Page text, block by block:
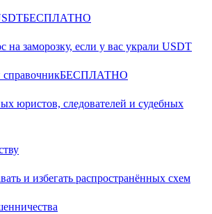
БЕСПЛАТНО
на заморозку, если у вас украли USDT
БЕСПЛАТНО
юристов, следователей и судебных
и избегать распространённых схем